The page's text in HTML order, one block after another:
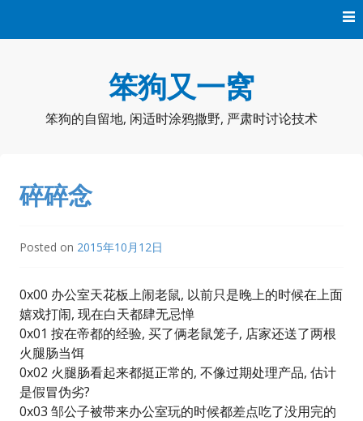
笨狗又一窝
笨狗的自留地, 闲适时涂鸦撒野, 严肃时讨论技术
碎碎念
Posted on 2015年10月12日
0x00 办公室天花板上闹老鼠, 以前只是晚上的时候在上面
嬉戏打闹, 现在白天都肆无忌惮
0x01 按在帝都的经验, 买了俩老鼠笼子, 店家还送了两根
火腿肠当饵
0x02 火腿肠看起来都挺正常的, 不像过期处理产品, 估计
是假冒伪劣?
0x03 邹公子被带来办公室玩的时候都差点吃了没用完的